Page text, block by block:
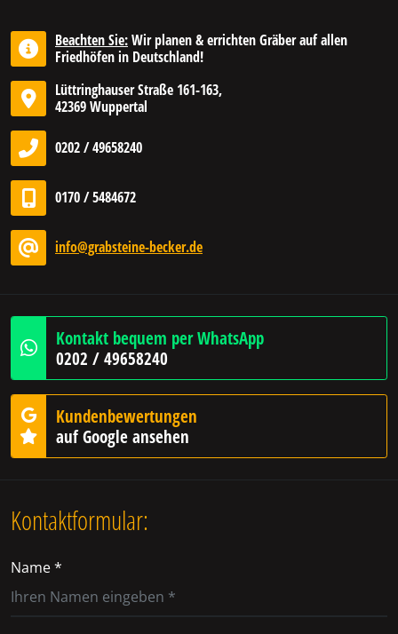
Beachten Sie:Wir planen & errichten Gräber auf allen
Friedhöfen in Deutschland!
Lüttringhauser Straße 161-163,
42369 Wuppertal
0202 / 49658240
0170 / 5484672
info@grabsteine-becker.de
Kontakt bequem per WhatsApp
0202 / 49658240
Kundenbewertungen
auf Google ansehen
Kontaktformular:
Name *